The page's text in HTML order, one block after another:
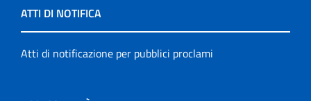
ATTI DI NOTIFICA
Atti di notificazione per pubblici proclami